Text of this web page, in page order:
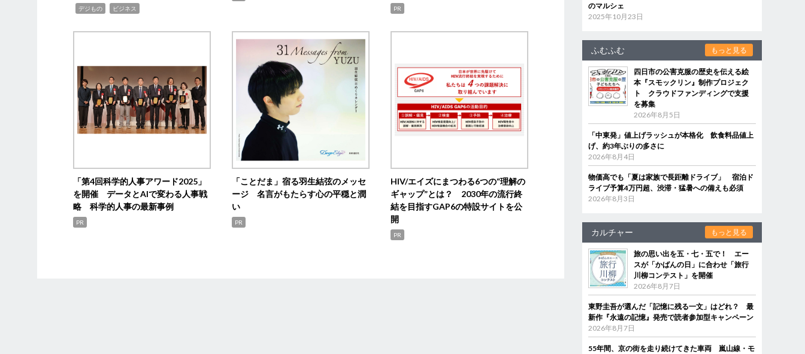
デジもの ビジネス PR
「第4回科学的人事アワード2025」
を開催 データとAIで変わる人事戦
略 科学的人事の最新事例
PR
「ことだま」宿る羽生結弦のメッセ
ージ 名言がもたらす心の平穏と潤
い
PR
HIV/エイズにまつわる6つの“理解の
ギャップ”とは？ 2030年の流行終
結を目指すGAP6の特設サイトを公
開
PR
のマルシェ
2025年10月23日
ふむふむ もっと見る
四日市の公害克服の歴史を伝える絵
本『スモックリン』制作プロジェク
ト クラウドファンディングで支援
を募集
2026年8月5日
「中東発」値上げラッシュが本格化 飲食料品値上
げ、約3年ぶりの多さに
2026年8月4日
物価高でも「夏は家族で長距離ドライブ」 宿泊ド
ライブ予算4万円超、渋滞・猛暑への備えも必須
2026年8月3日
カルチャー もっと見る
旅の思い出を五・七・五で！ エー
スが「かばんの日」に合わせ「旅行
川柳コンテスト」を開催
2026年8月7日
東野圭吾が選んだ「記憶に残る一文」はどれ？ 最
新作『永遠の記憶』発売で読者参加型キャンペーン
2026年8月7日
55年間、京の街を走り続けてきた車両 嵐山線・モ